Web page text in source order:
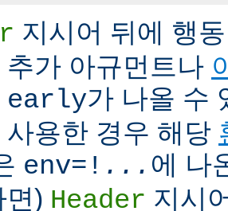
지시어 뒤에 행
추가 아규먼트나
early가 나올 수
사용한 경우 해당
env=! ... 에 나
면) Header 지시